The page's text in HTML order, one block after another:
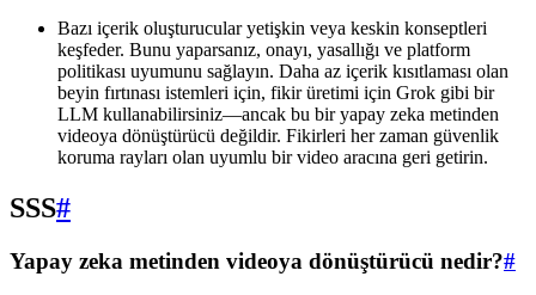
Bazı içerik oluşturucular yetişkin veya keskin konseptleri
keşfeder. Bunu yaparsanız, onayı, yasallığı ve platform
politikası uyumunu sağlayın. Daha az içerik kısıtlaması olan
beyin fırtınası istemleri için, fikir üretimi için Grok gibi bir
LLM kullanabilirsiniz—ancak bu bir yapay zeka metinden
videoya dönüştürücü değildir. Fikirleri her zaman güvenlik
koruma rayları olan uyumlu bir video aracına geri getirin.
SSS#
Yapay zeka metinden videoya dönüştürücü nedir?#